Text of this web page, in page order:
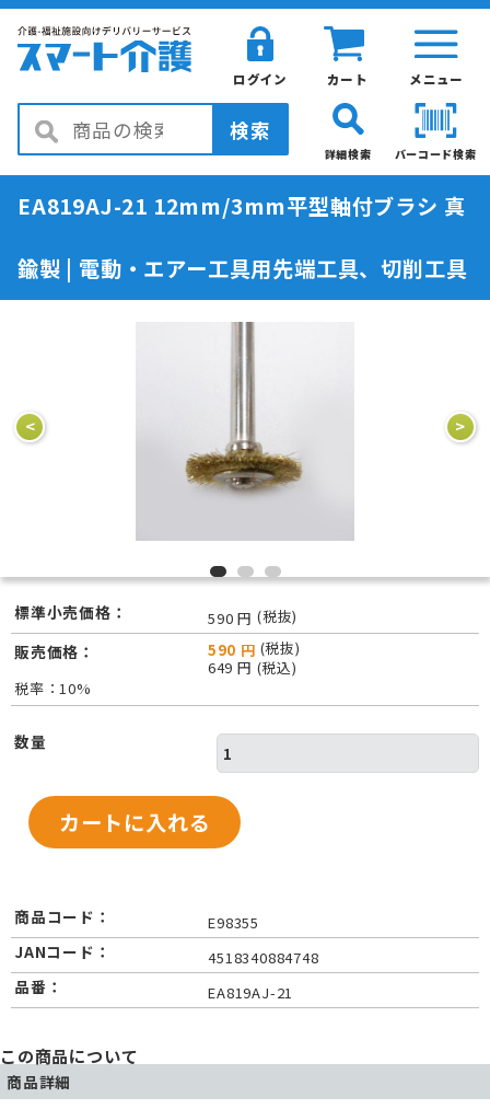
メニュー
カート
ログイン
検索
バーコード検索
詳細検索
EA819AJ-21 12mm/3mm平型軸付ブラシ 真
鍮製 | 電動・エアー工具用先端工具、切削工具
< >
標準小売価格： 590 円 (税抜)
販売価格： 590 円 (税抜)
649 円 (税込)
税率：10%
数量
商品コード： E98355
JANコード： 4518340884748
品番： EA819AJ-21
この商品について
商品詳細